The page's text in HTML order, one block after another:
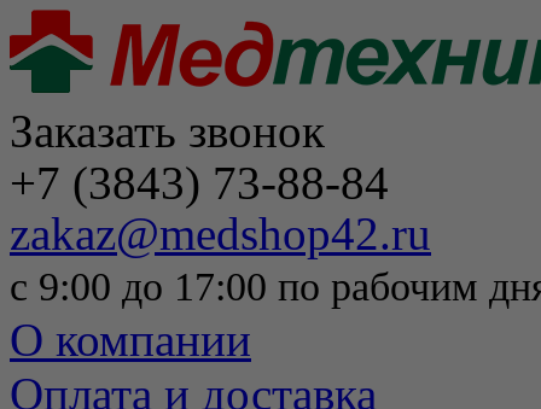
Заказать звонок
+7 (3843) 73-88-84
zakaz@medshop42.ru
с 9:00 до 17:00 по рабочим
О компании
Оплата и доставка